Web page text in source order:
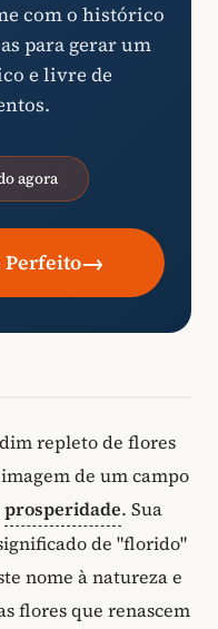
com o histórico
para gerar um
e livre de
agora
Perfeito→
repleto de flores
de um campo
prosperidade. Sua
de "florido"
nome à natureza e
flores que renascem